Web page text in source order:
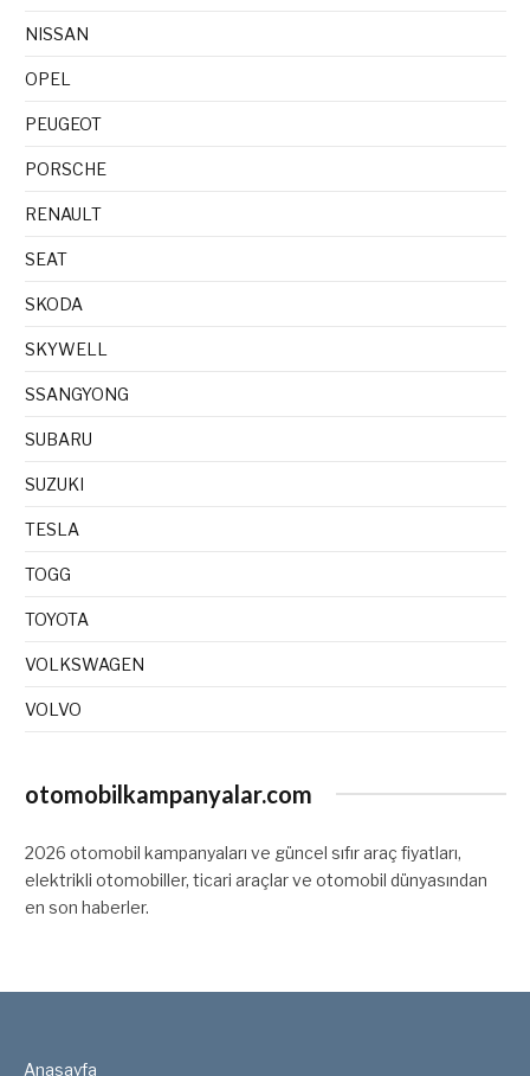
NISSAN
OPEL
PEUGEOT
PORSCHE
RENAULT
SEAT
SKODA
SKYWELL
SSANGYONG
SUBARU
SUZUKI
TESLA
TOGG
TOYOTA
VOLKSWAGEN
VOLVO
otomobilkampanyalar.com
2026 otomobil kampanyaları ve güncel sıfır araç fiyatları,
elektrikli otomobiller, ticari araçlar ve otomobil dünyasından
en son haberler.
Anasayfa